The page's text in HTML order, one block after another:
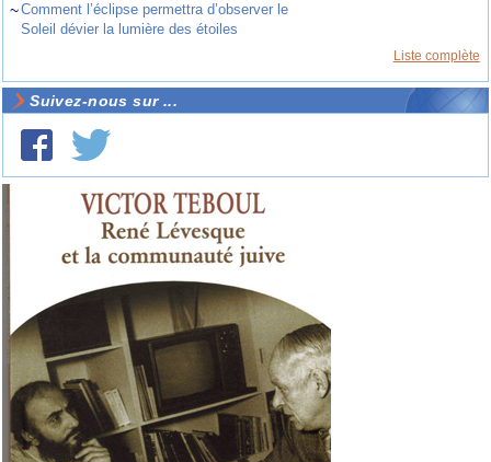
~Comment l’éclipse permettra d’observer le
Soleil dévier la lumière des étoiles
Liste complète
Suivez-nous sur ...